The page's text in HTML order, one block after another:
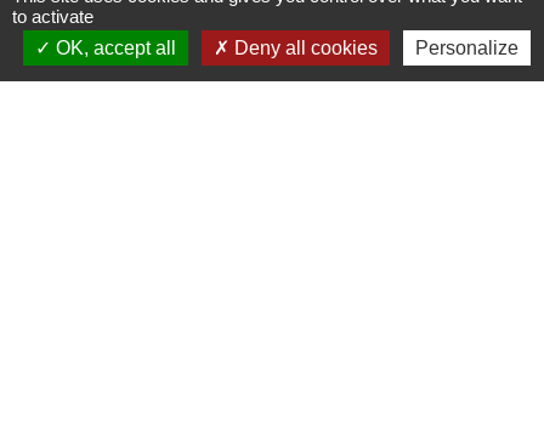
3 rue des Hayes
60480 Thieux - FRANCE
+33 3 44 80 73 59
to activate
OK, accept all
Deny all cookies Personalize